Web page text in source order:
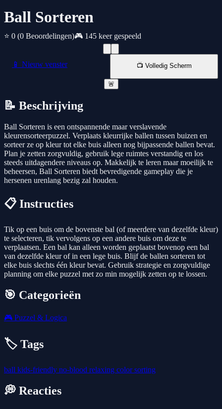
Ball Sorteren
⭐ 0 (0 Beoordelingen)🎮 145 keer gespeeld
📱 Nieuw venster 📺 Volledig Scherm
🚨
📝 Beschrijving
Ball Sorteren is een ontspannende maar verslavende
kleurensorteerpuzzel. Verplaats kleurrijke ballen tussen buizen en
sorteer ze op kleur tot elke buis alleen nog bijpassende ballen bevat.
Plan je zetten zorgvuldig, gebruik lege ruimtes verstandig en los
steeds uitdagendere niveaus op. Makkelijk te leren maar moeilijk te
beheersen, Ball Sorteren biedt bevredigende gameplay die je
hersenen urenlang bezig zal houden.
📋 Instructies
Tik op een buis om de bovenste bal (of meerdere van dezelfde kleur)
te selecteren, tik vervolgens op een andere buis om deze te
verplaatsen. Een bal kan alleen worden geplaatst bovenop een bal
van dezelfde kleur of in een lege buis. Blijf de ballen sorteren tot
elke buis slechts één kleur bevat. Gebruik strategie en zorgvuldige
planning om elke puzzel met zo min mogelijk zetten op te lossen.
🎯 Categorieën
🎮 Puzzel & Logica
🏷️ Tags
ball kids-friendly no-blood relaxing colorsorting
💭 Reacties